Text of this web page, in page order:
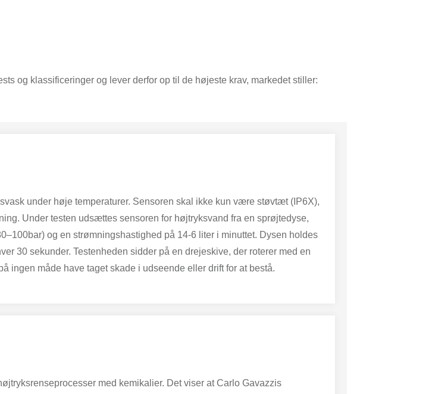
og klassificeringer og lever derfor op til de højeste krav, markedet stiller:
under høje temperaturer. Sensoren skal ikke kun være støvtæt (IP6X),
Under testen udsættes sensoren for højtryksvand fra en sprøjtedyse,
og en strømningshastighed på 14-6 liter i minuttet. Dysen holdes
30 sekunder. Testenheden sidder på en drejeskive, der roterer med en
ingen måde have taget skade i udseende eller drift for at bestå.
med kemikalier. Det viser at Carlo Gavazzis